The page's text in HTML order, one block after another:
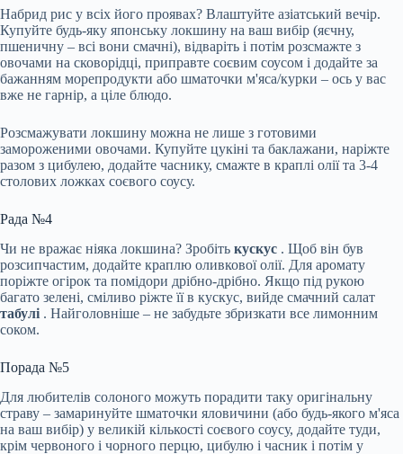
Набрид рис у всіх його проявах? Влаштуйте азіатський вечір.
Купуйте будь-яку японську локшину на ваш вибір (яєчну,
пшеничну – всі вони смачні), відваріть і потім розсмажте з
овочами на сковорідці, приправте соєвим соусом і додайте за
бажанням морепродукти або шматочки м'яса/курки – ось у вас
вже не гарнір, а ціле блюдо.
Розсмажувати локшину можна не лише з готовими
замороженими овочами. Купуйте цукіні та баклажани, наріжте
разом з цибулею, додайте часнику, смажте в краплі олії та 3-4
столових ложках соєвого соусу.
Рада №4
Чи не вражає ніяка локшина? Зробіть кускус . Щоб він був
розсипчастим, додайте краплю оливкової олії. Для аромату
поріжте огірок та помідори дрібно-дрібно. Якщо під рукою
багато зелені, сміливо ріжте її в кускус, вийде смачний салат
табулі . Найголовніше – не забудьте збризкати все лимонним
соком.
Порада №5
Для любителів солоного можуть порадити таку оригінальну
страву – замаринуйте шматочки яловичини (або будь-якого м'яса
на ваш вибір) у великій кількості соєвого соусу, додайте туди,
крім червоного і чорного перцю, цибулю і часник і потім у